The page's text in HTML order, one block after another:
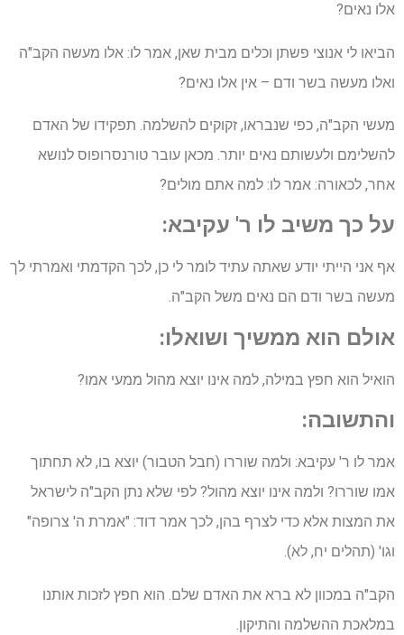
אלו נאים?
הביאו לי אנוצי פשתן וכלים מבית שאן, אמר לו: אלו מעשה הקב"ה
ואלו מעשה בשר ודם – אין אלו נאים?
מעשי הקב"ה, כפי שנבראו, זקוקים להשלמה. תפקידו של האדם
להשלימם ולעשותם נאים יותר. מכאן עובר טורנסרופוס לנושא
אחר, לכאורה: אמר לו: למה אתם מולים?
על כך משיב לו ר' עקיבא:
אף אני הייתי יודע שאתה עתיד לומר לי כן, לכך הקדמתי ואמרתי לך
מעשה בשר ודם הם נאים משל הקב"ה.
אולם הוא ממשיך ושואלו:
הואיל הוא חפץ במילה, למה אינו יוצא מהול ממעי אמו?
והתשובה:
אמר לו ר' עקיבא: ולמה שוררו (חבל הטבור) יוצא בו, לא תחתוך
אמו שוררו? ולמה אינו יוצא מהול? לפי שלא נתן הקב"ה לישראל
את המצות אלא כדי לצרף בהן, לכך אמר דוד: "אמרת ה' צרופה"
וגו' (תהלים יח, לא).
הקב"ה במכוון לא ברא את האדם שלם. הוא חפץ לזכות אותנו
במלאכת ההשלמה והתיקון.